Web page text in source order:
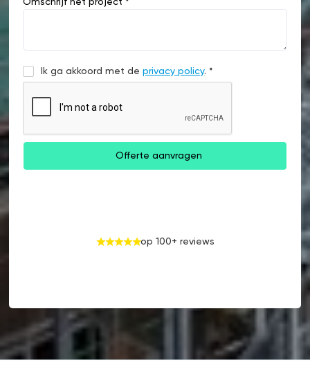
Omschrijf het project *
Ik ga akkoord met deprivacy policy. *
op 100+ reviews